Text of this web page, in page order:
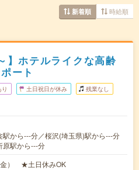
新着順 時給順
】ホテルライクな高齢
ート
土日祝日が休み 残業なし
から---分／桜沢(埼玉県)駅から---分
原駅から---分
金） ★土日休みOK